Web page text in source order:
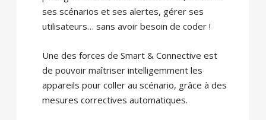
ses scénarios et ses alertes, gérer ses
utilisateurs… sans avoir besoin de coder !
Une des forces de Smart & Connective est
de pouvoir maîtriser intelligemment les
appareils pour coller au scénario, grâce à des
mesures correctives automatiques.